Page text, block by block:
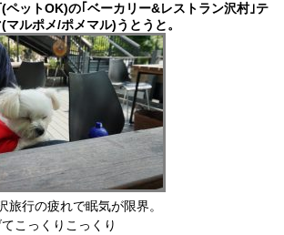
ットOK)の｢ベーカリー&レストラン沢村｣テ
ルポメ/ポメマル)うとうと。
旅行の疲れで眠気が限界。
こっくりこっくり